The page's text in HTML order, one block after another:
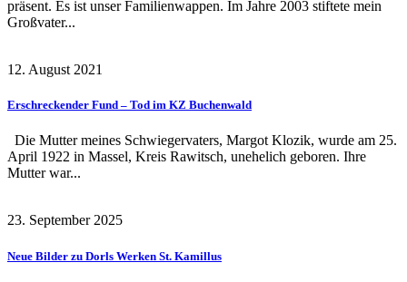
präsent. Es ist unser Familienwappen. Im Jahre 2003 stiftete mein
Großvater...
12. August 2021
Erschreckender Fund – Tod im KZ Buchenwald
Die Mutter meines Schwiegervaters, Margot Klozik, wurde am 25.
April 1922 in Massel, Kreis Rawitsch, unehelich geboren. Ihre
Mutter war...
23. September 2025
Neue Bilder zu Dorls Werken St. Kamillus